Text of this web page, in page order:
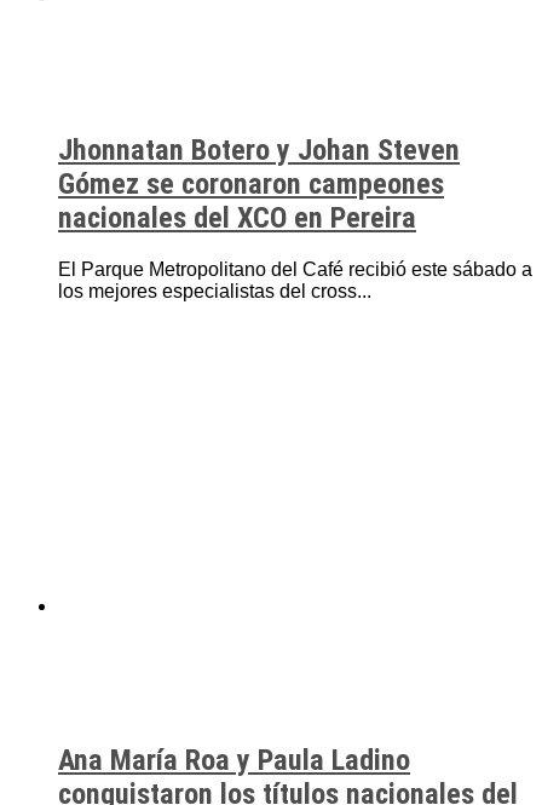
Jhonnatan Botero y Johan Steven
Gómez se coronaron campeones
nacionales del XCO en Pereira
El Parque Metropolitano del Café recibió este sábado a
los mejores especialistas del cross...
Ana María Roa y Paula Ladino
conquistaron los títulos nacionales del